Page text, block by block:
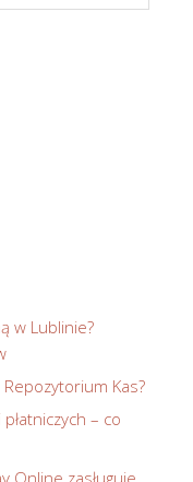
w Lublinie?
Kas?
– co